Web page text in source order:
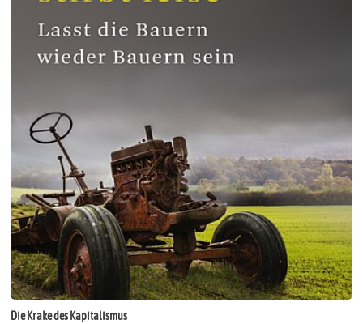
Die Krake des Kapitalismus